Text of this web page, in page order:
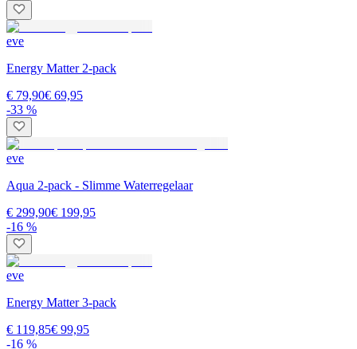
eve
Energy Matter 2-pack
€ 79,90€ 69,95
-33 %
eve
Aqua 2-pack - Slimme Waterregelaar
€ 299,90€ 199,95
-16 %
eve
Energy Matter 3-pack
€ 119,85€ 99,95
-16 %